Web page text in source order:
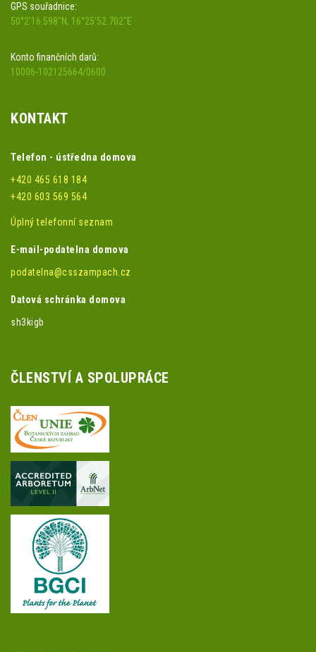
GPS souřadnice:
50°2'16.598"N, 16°25'52.702"E
Konto finančních darů:
10006-102125664/0600
KONTAKT
Telefon - ústředna domova
+420 465 618 184
+420 603 569 564
Úplný telefonní seznam
E-mail-podatelna domova
podatelna@csszampach.cz
Datová schránka domova
sh3kigb
ČLENSTVÍ A SPOLUPRÁCE